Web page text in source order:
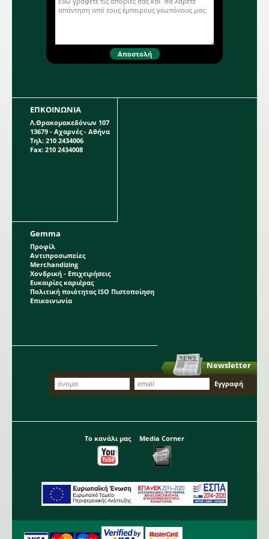
ΕΠΚΟΙΝΩΝΙΑ
Λ.Θρακομακεδόνων 107
13679 - Αχαρνές - Αθήνα
Τηλ: 210 2434006
Fax: 210 2434008
Gemma
Προφίλ
Αντιπροσωπείες
Merchandizing
Χονδρική - Επιχειρήσεις
Ευκαιρίες καριέρας
Πολιτική ποιότητας ISO Πιστοποίηση
Επικοινωνία
Newsletter
Το κανάλι μας Media Corner